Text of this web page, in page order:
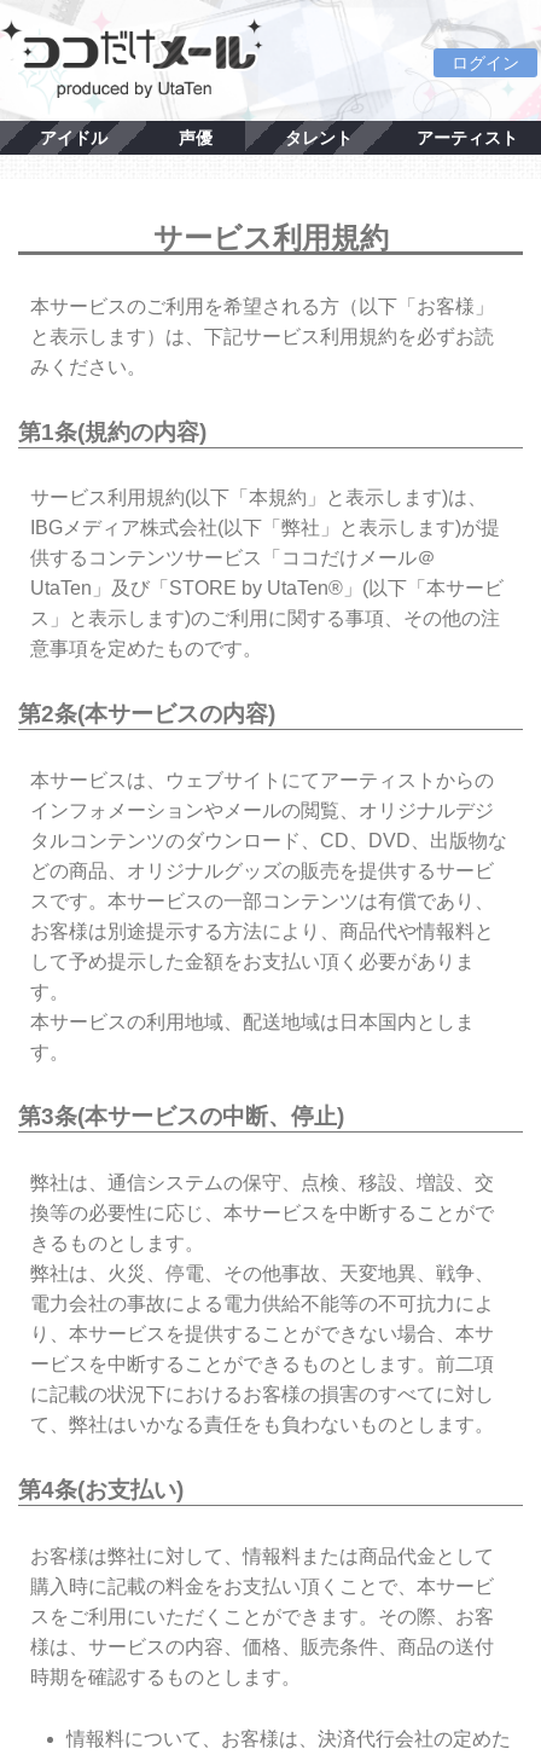
ログイン
アイドル 声優 タレント アーティスト
サービス利用規約
本サービスのご利用を希望される方（以下「お客様」
と表示します）は、下記サービス利用規約を必ずお読
みください。
第1条(規約の内容)
サービス利用規約(以下「本規約」と表示します)は、
IBGメディア株式会社(以下「弊社」と表示します)が提
供するコンテンツサービス「ココだけメール＠
UtaTen」及び「STORE by UtaTen®」(以下「本サービ
ス」と表示します)のご利用に関する事項、その他の注
意事項を定めたものです。
第2条(本サービスの内容)
本サービスは、ウェブサイトにてアーティストからの
インフォメーションやメールの閲覧、オリジナルデジ
タルコンテンツのダウンロード、CD、DVD、出版物な
どの商品、オリジナルグッズの販売を提供するサービ
スです。本サービスの一部コンテンツは有償であり、
お客様は別途提示する方法により、商品代や情報料と
して予め提示した金額をお支払い頂く必要がありま
す。
本サービスの利用地域、配送地域は日本国内としま
す。
第3条(本サービスの中断、停止)
弊社は、通信システムの保守、点検、移設、増設、交
換等の必要性に応じ、本サービスを中断することがで
きるものとします。
弊社は、火災、停電、その他事故、天変地異、戦争、
電力会社の事故による電力供給不能等の不可抗力によ
り、本サービスを提供することができない場合、本サ
ービスを中断することができるものとします。前二項
に記載の状況下におけるお客様の損害のすべてに対し
て、弊社はいかなる責任をも負わないものとします。
第4条(お支払い)
お客様は弊社に対して、情報料または商品代金として
購入時に記載の料金をお支払い頂くことで、本サービ
スをご利用にいただくことができます。その際、お客
様は、サービスの内容、価格、販売条件、商品の送付
時期を確認するものとします。
情報料について、お客様は、決済代行会社の定めた